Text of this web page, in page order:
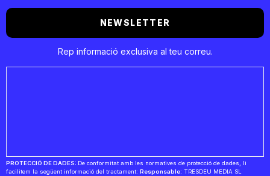
NEWSLETTER
Rep informació exclusiva al teu correu.
PROTECCIÓ DE DADES: De conformitat amb les normatives de protecció de dades, li
facilitem la següent informació del tractament: Responsable: TRESDEU MEDIA SL